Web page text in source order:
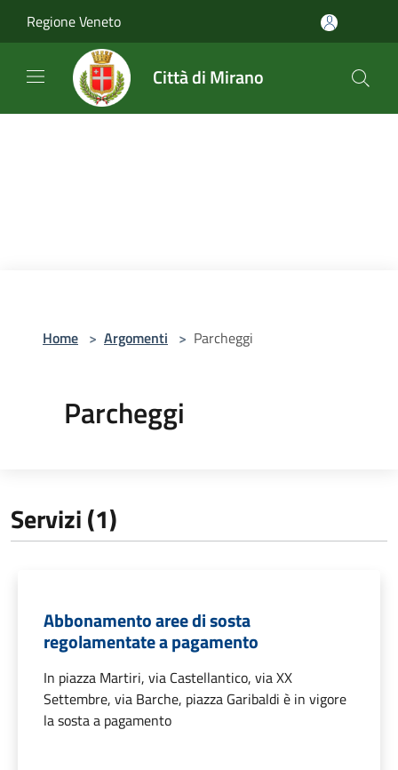
Regione Veneto
Città di Mirano
Home > Argomenti > Parcheggi
Parcheggi
Servizi (1)
Abbonamento aree di sosta
regolamentate a pagamento
In piazza Martiri, via Castellantico, via XX
Settembre, via Barche, piazza Garibaldi è in vigore
la sosta a pagamento